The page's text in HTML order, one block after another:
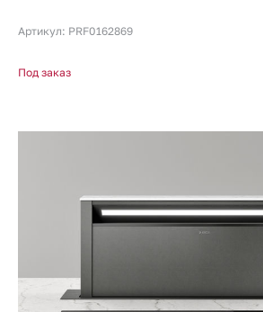
Артикул: PRF0162869
Под заказ